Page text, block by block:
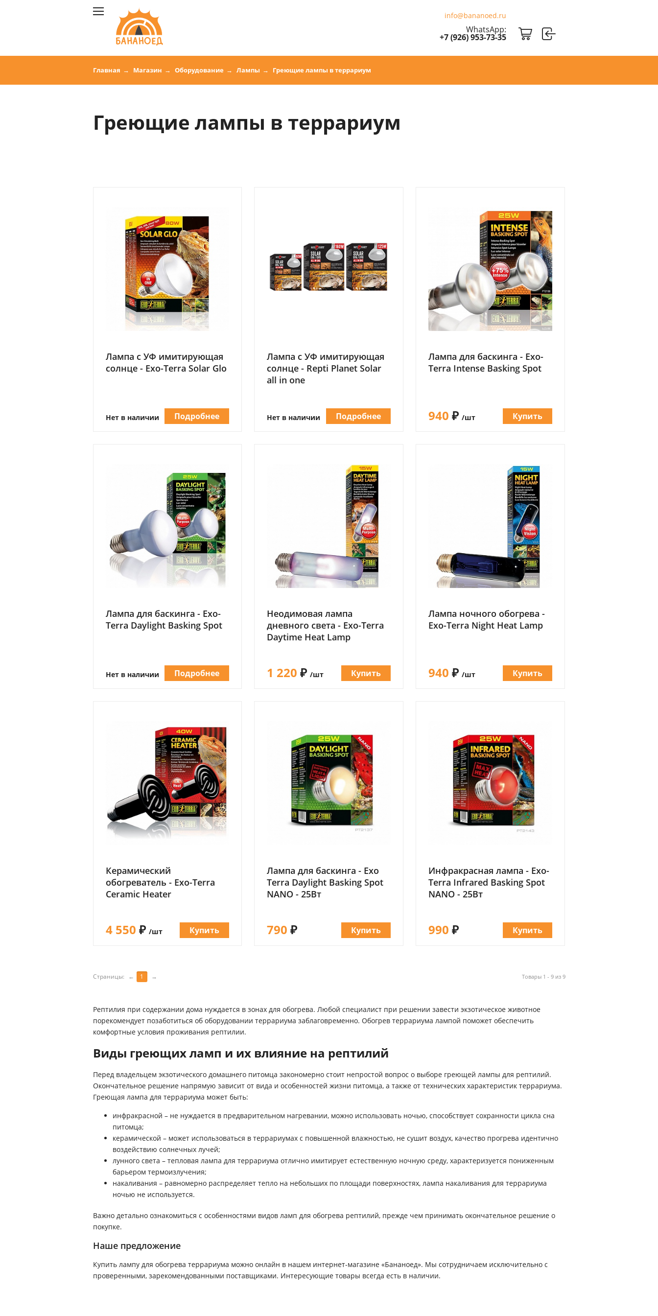
info@bananoed.ru
WhatsApp:
+7 (926) 953-73-35
Главная Магазин Оборудование Лампы Греющие лампы в террариум
Греющие лампы в террариум
Лампа с УФ имитирующая
солнце - Exo-Terra Solar Glo
Нет в наличии Подробнее
Лампа с УФ имитирующая
солнце - Repti Planet Solar
all in one
Нет в наличии Подробнее
Лампа для баскинга - Exo-
Terra Intense Basking Spot
940 ₽/шт Купить
Лампа для баскинга - Exo-
Terra Daylight Basking Spot
Нет в наличии Подробнее
Неодимовая лампа
дневного света - Exo-Terra
Daytime Heat Lamp
1 220 ₽/шт Купить
Лампа ночного обогрева -
Exo-Terra Night Heat Lamp
940 ₽/шт Купить
Керамический
обогреватель - Exo-Terra
Ceramic Heater
4 550 ₽ /шт Купить
Лампа для баскинга - Exo
Terra Daylight Basking Spot
NANO - 25Вт
790 ₽ Купить
Инфракрасная лампа - Exo-
Terra Infrared Basking Spot
NANO - 25Вт
990 ₽ Купить
Товары 1 - 9 из 9
Страницы: ← 1 →
Рептилия при содержании дома нуждается в зонах для обогрева. Любой специалист при решении завести экзотическое животное
порекомендует позаботиться об оборудовании террариума заблаговременно. Обогрев террариума лампой поможет обеспечить
комфортные условия проживания рептилии.
Виды греющих ламп и их влияние на рептилий
Перед владельцем экзотического домашнего питомца закономерно стоит непростой вопрос о выборе греющей лампы для рептилий.
Окончательное решение напрямую зависит от вида и особенностей жизни питомца, а также от технических характеристик террариума.
Греющая лампа для террариума может быть:
инфракрасной – не нуждается в предварительном нагревании, можно использовать ночью, способствует сохранности цикла сна
питомца;
керамической – может использоваться в террариумах с повышенной влажностью, не сушит воздух, качество прогрева идентично
воздействию солнечных лучей;
лунного света – тепловая лампа для террариума отлично имитирует естественную ночную среду, характеризуется пониженным
барьером термоизлучения;
накаливания – равномерно распределяет тепло на небольших по площади поверхностях, лампа накаливания для террариума
ночью не используется.
Важно детально ознакомиться с особенностями видов ламп для обогрева рептилий, прежде чем принимать окончательное решение о
покупке.
Наше предложение
Купить лампу для обогрева террариума можно онлайн в нашем интернет-магазине «Бананоед». Мы сотрудничаем исключительно с
проверенными, зарекомендованными поставщиками. Интересующие товары всегда есть в наличии.